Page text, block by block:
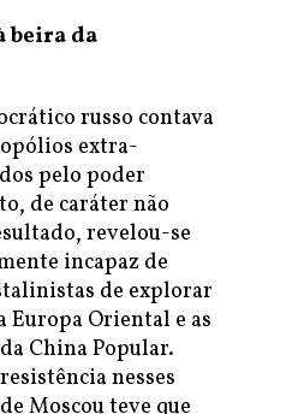
beira da
russo contava
extra-
pelo poder
de caráter não
revelou-se
incapaz de
de explorar
Europa Oriental e as
China Popular.
nesses
Moscou teve que